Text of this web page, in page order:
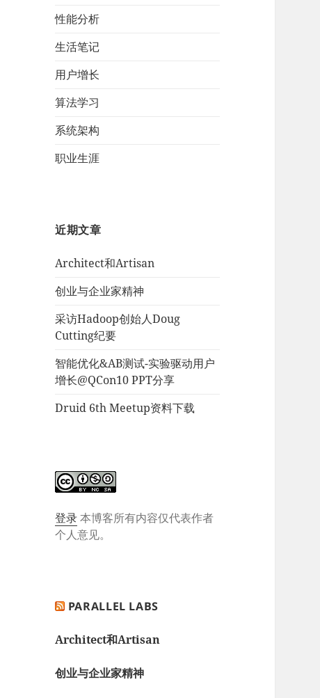
性能分析
生活笔记
用户增长
算法学习
系统架构
职业生涯
近期文章
Architect和Artisan
创业与企业家精神
采访Hadoop创始人Doug
Cutting纪要
智能优化&AB测试-实验驱动用户
增长@QCon10 PPT分享
Druid 6th Meetup资料下载
登录本博客所有内容仅代表作者
个人意见。
PARALLEL LABS
Architect和Artisan
创业与企业家精神